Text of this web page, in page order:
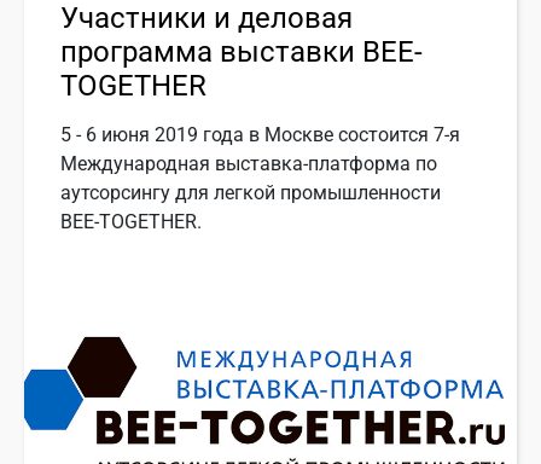
Участники и деловая
программа выставки BEE-
TOGETHER
5 - 6 июня 2019 года в Москве состоится 7-я
Международная выставка-платформа по
аутсорсингу для легкой промышленности
BEE-TOGETHER.